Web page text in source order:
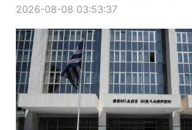
2026-08-08 03:53:37